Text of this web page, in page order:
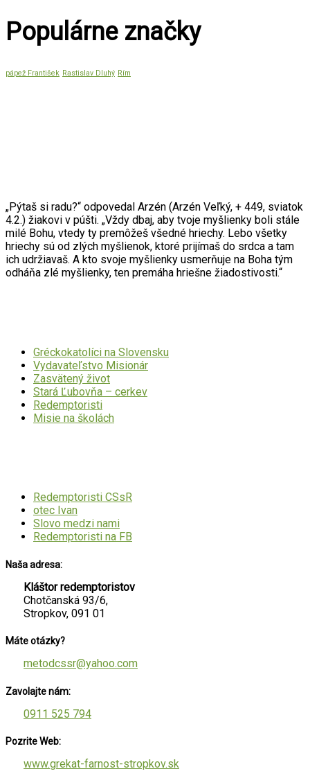
Populárne značky
pápež František Rastislav Dluhý Rím
„Pýtaš si radu?“ odpovedal Arzén (Arzén Veľký, + 449, sviatok
4.2.) žiakovi v púšti. „Vždy dbaj, aby tvoje myšlienky boli stále
milé Bohu, vtedy ty premôžeš všedné hriechy. Lebo všetky
hriechy sú od zlých myšlienok, ktoré prijímaš do srdca a tam
ich udržiavaš. A kto svoje myšlienky usmerňuje na Boha tým
odháňa zlé myšlienky, ten premáha hriešne žiadostivosti.“
Gréckokatolíci na Slovensku
Vydavateľstvo Misionár
Zasvätený život
Stará Ľubovňa – cerkev
Redemptoristi
Misie na školách
Redemptoristi CSsR
otec Ivan
Slovo medzi nami
Redemptoristi na FB
Naša adresa:
Kláštor redemptoristov
Chotčanská 93/6,
Stropkov, 091 01
Máte otázky?
metodcssr@yahoo.com
Zavolajte nám:
0911 525 794
Pozrite Web:
www.grekat-farnost-stropkov.sk